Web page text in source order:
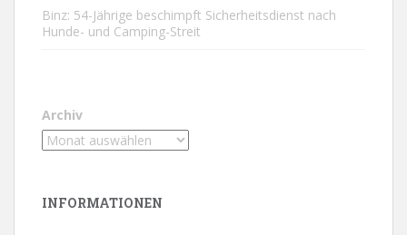
Binz: 54-Jährige beschimpft Sicherheitsdienst nach
Hunde- und Camping-Streit
Archiv
INFORMATIONEN